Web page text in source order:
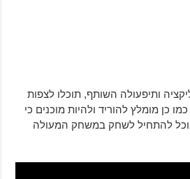
ותיפעולה השותף, תוכלו לצפות
כן מומלץ להוריד ולהיות מוכנים כי
נוכל להתחיל לשחק במשחק המעולה